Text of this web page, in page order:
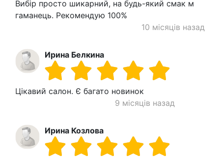
Вибір просто шикарний, на будь-який смак м
гаманець. Рекомендую 100%
10 місяців назад
Ирина Белкина
Цікавий салон. Є багато новинок
9 місяців назад
Ирина Козлова